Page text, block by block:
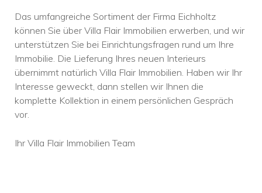
Das umfangreiche Sortiment der Firma Eichholtz
können Sie über Villa Flair Immobilien erwerben, und wir
unterstützen Sie bei Einrichtungsfragen rund um Ihre
Immobilie. Die Lieferung Ihres neuen Interieurs
übernimmt natürlich Villa Flair Immobilien. Haben wir Ihr
Interesse geweckt, dann stellen wir Ihnen die
komplette Kollektion in einem persönlichen Gespräch
vor.
Ihr Villa Flair Immobilien Team